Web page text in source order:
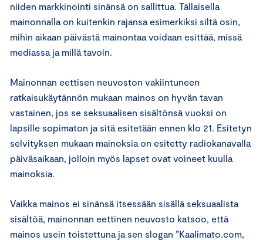
niiden markkinointi sinänsä on sallittua. Tällaisella
mainonnalla on kuitenkin rajansa esimerkiksi siltä osin,
mihin aikaan päivästä mainontaa voidaan esittää, missä
mediassa ja millä tavoin.
Mainonnan eettisen neuvoston vakiintuneen
ratkaisukäytännön mukaan mainos on hyvän tavan
vastainen, jos se seksuaalisen sisältönsä vuoksi on
lapsille sopimaton ja sitä esitetään ennen klo 21. Esitetyn
selvityksen mukaan mainoksia on esitetty radiokanavalla
päiväsaikaan, jolloin myös lapset ovat voineet kuulla
mainoksia.
Vaikka mainos ei sinänsä itsessään sisällä seksuaalista
sisältöä, mainonnan eettinen neuvosto katsoo, että
mainos usein toistettuna ja sen slogan ”Kaalimato.com,